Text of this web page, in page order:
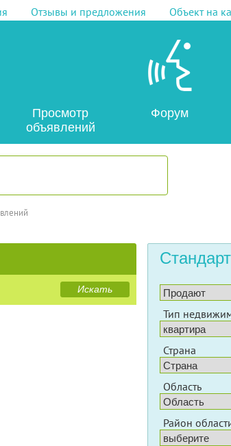
Отзывы и предложения Объект на
Просмотр
объявлений
Форум
Тип
Страна
Область
Район